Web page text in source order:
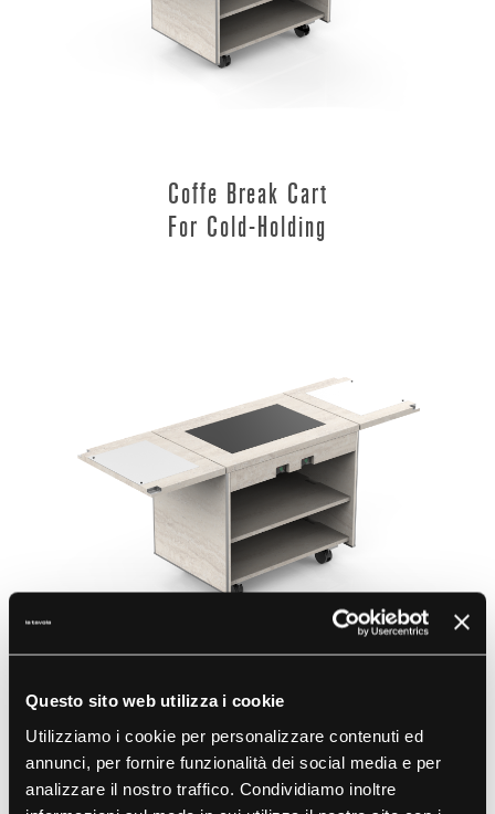
Questo sito web utilizza i cookie
Utilizziamo i cookie per personalizzare contenuti ed
annunci, per fornire funzionalità dei social media e per
analizzare il nostro traffico. Condividiamo inoltre
Coffe Break Cart
For Cold-Holding
Coffee Break Cart
For Warm-Holding